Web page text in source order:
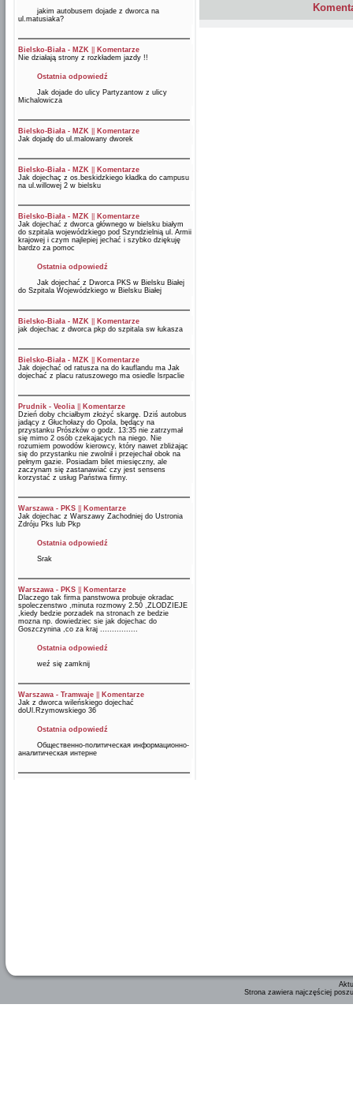
jakim autobusem dojade z dworca na
ul.matusiaka?
Bielsko-Biała - MZK
Komentarze
Nie działają strony z rozkładem jazdy !!
Ostatnia odpowiedź
Jak dojade do ulicy Partyzantow z ulicy
Michalowicza
Bielsko-Biała - MZK
Komentarze
Jak dojadę do ul.malowany dworek
Bielsko-Biała - MZK
Komentarze
Jak dojechaç z os.beskidzkiego kładka do campusu
na ul.willowej 2 w bielsku
Bielsko-Biała - MZK
Komentarze
Jak dojechać z dworca głównego w bielsku białym
do szpitala wojewódzkiego pod Szyndzielnią ul. Armii
krajowej i czym najlepiej jechać i szybko dziękuję
bardzo za pomoc
Ostatnia odpowiedź
Jak dojechać z Dworca PKS w Bielsku Białej
do Szpitala Wojewódzkiego w Bielsku Białej
Bielsko-Biała - MZK
Komentarze
jak dojechac z dworca pkp do szpitala sw łukasza
Bielsko-Biała - MZK
Komentarze
Jak dojechać od ratusza na do kauflandu ma Jak
dojechać z placu ratuszowego ma osiedle lsrpaclie
Prudnik - Veolia
Komentarze
Dzień doby chciałbym złożyć skargę. Dziś autobus
jadący z Głuchołazy do Opola, będący na
przystanku Prószków o godz. 13:35 nie zatrzymał
się mimo 2 osób czekajacych na niego. Nie
rozumiem powodów kierowcy, który nawet zbliżając
się do przystanku nie zwolnił i przejechał obok na
pełnym gazie. Posiadam bilet miesięczny, ale
zaczynam się zastanawiać czy jest sensens
korzystać z usług Państwa firmy.
Warszawa - PKS
Komentarze
Jak dojechac z Warszawy Zachodniej do Ustronia
Zdróju Pks lub Pkp
Ostatnia odpowiedź
Srak
Warszawa - PKS
Komentarze
Dlaczego tak firma panstwowa probuje okradac
spoleczenstwo ,minuta rozmowy 2.50 ,ZLODZIEJE
,kiedy bedzie porzadek na stronach ze bedzie
mozna np. dowiedziec sie jak dojechac do
Goszczynina ,co za kraj ................
Ostatnia odpowiedź
weź się zamknij
Warszawa - Tramwaje
Komentarze
Jak z dworca wileńskiego dojechać
doUl.Rzymowskiego 36
Ostatnia odpowiedź
Общественно-политическая информационно-
аналитическая интерне
Strona zawiera najczęściej